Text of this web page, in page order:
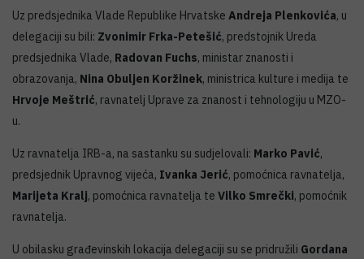
Uz predsjednika Vlade Republike Hrvatske Andreja Plenkovića, u
delegaciji su bili: Zvonimir Frka-Petešić, predstojnik Ureda
predsjednika Vlade, Radovan Fuchs, ministar znanosti i
obrazovanja, Nina Obuljen Koržinek, ministrica kulture i medija te
Hrvoje Meštrić, ravnatelj Uprave za znanost i tehnologiju u MZO-
u.
Uz ravnatelja IRB-a, na sastanku su sudjelovali: Marko Pavić,
predsjednik Upravnog vijeća, Ivanka Jerić, pomoćnica ravnatelja,
Marijeta Kralj, pomoćnica ravnatelja te Vilko Smrečki, pomoćnik
ravnatelja.
U obilasku građevinskih lokacija delegaciji su se pridružili Gordana